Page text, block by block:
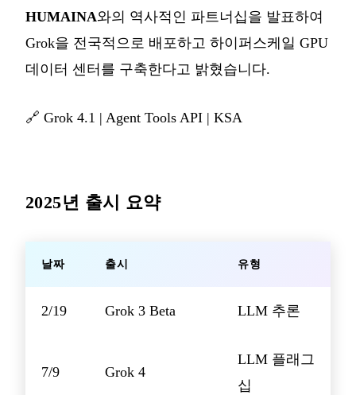
HUMAINA와의 역사적인 파트너십을 발표하여
Grok을 전국적으로 배포하고 하이퍼스케일 GPU
데이터 센터를 구축한다고 밝혔습니다.
🔗 Grok 4.1 | Agent Tools API | KSA
2025년 출시 요약
날짜 출시 유형
2/19 Grok 3 Beta LLM 추론
7/9 Grok 4
LLM 플래그
십